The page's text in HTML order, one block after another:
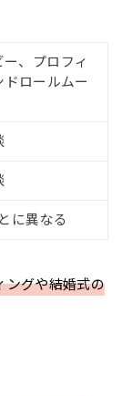
、プロフィ
ロールムー
に異なる
ングや結婚式の